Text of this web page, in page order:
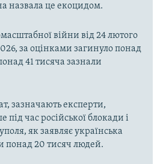
назвала це екоцидом.
війни від 24 лютого
за оцінками загинуло понад
41 тисяча зазнали
зазначають експерти,
під час російської блокади і
як заявляє українська
понад 20 тисяч людей.